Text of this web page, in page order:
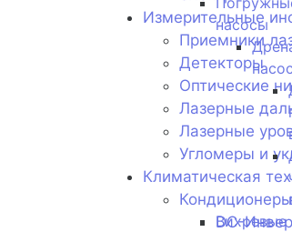
Измерительные
Приемники
Детекторы
Оптические
Лазерные
Лазерные
Угломеры и
Климатическая
DC-
насосы
Вихревые